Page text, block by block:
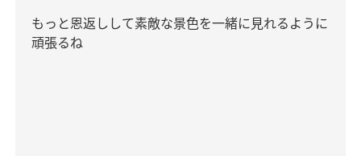
もっと恩返しして素敵な景色を一緒に見れるように
頑張るね